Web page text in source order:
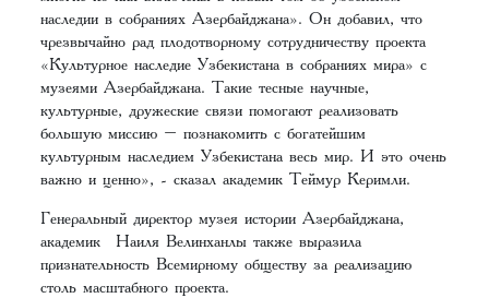
наследии в собраниях Азербайджана». Он добавил, что
чрезвычайно рад плодотворному сотрудничеству проекта
«Культурное наследие Узбекистана в собраниях мира» с
музеями Азербайджана. Такие тесные научные,
культурные, дружеские связи помогают реализовать
большую миссию – познакомить с богатейшим
культурным наследием Узбекистана весь мир. И это очень
важно и ценно», - сказал академик Теймур Керимли.
Генеральный директор музея истории Азербайджана,
академик Наиля Велинханлы также выразила
признательность Всемирному обществу за реализацию
столь масштабного проекта.